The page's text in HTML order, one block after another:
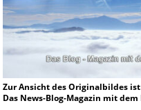
Zur Ansicht des Originalbildes
Das News-Blog-Magazin mit